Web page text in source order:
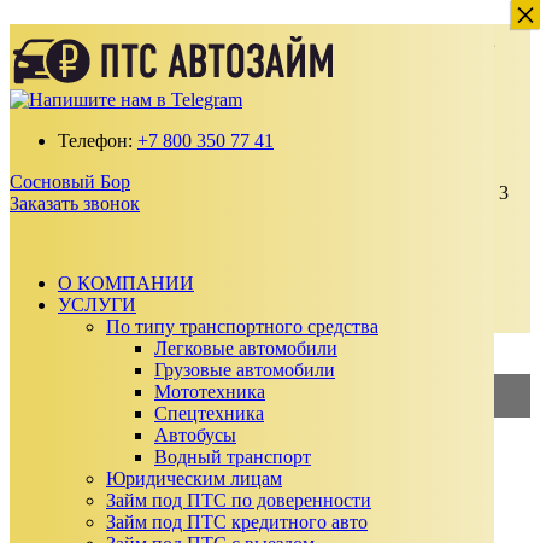
Телефон: +7 800 350 77 41
Сосновый Бор
Заказать звонок
О КОМПАНИИ
УСЛУГИ
По типу транспортного средства
Легковые автомобили
Грузовые автомобили
Мототехника
Спецтехника
Автобусы
Водный транспорт
Юридическим лицам
Займ под ПТС по доверенности
Займ под ПТС кредитного авто
Деньги под залог ПТС Автомобиля в
Сосновом Бору
100% одобрение даже с плохой кредитной
Выдаем от 30 000 до 15 000 000 ₽ на срок до 3
лет
Автомобиль остается у вас
Заказать звонок
Калькулятор займа
Займ под ПТС
Займ под АВТО
Сумма займа
×
×